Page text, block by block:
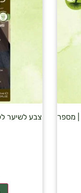
| מספר
צבע לשיער